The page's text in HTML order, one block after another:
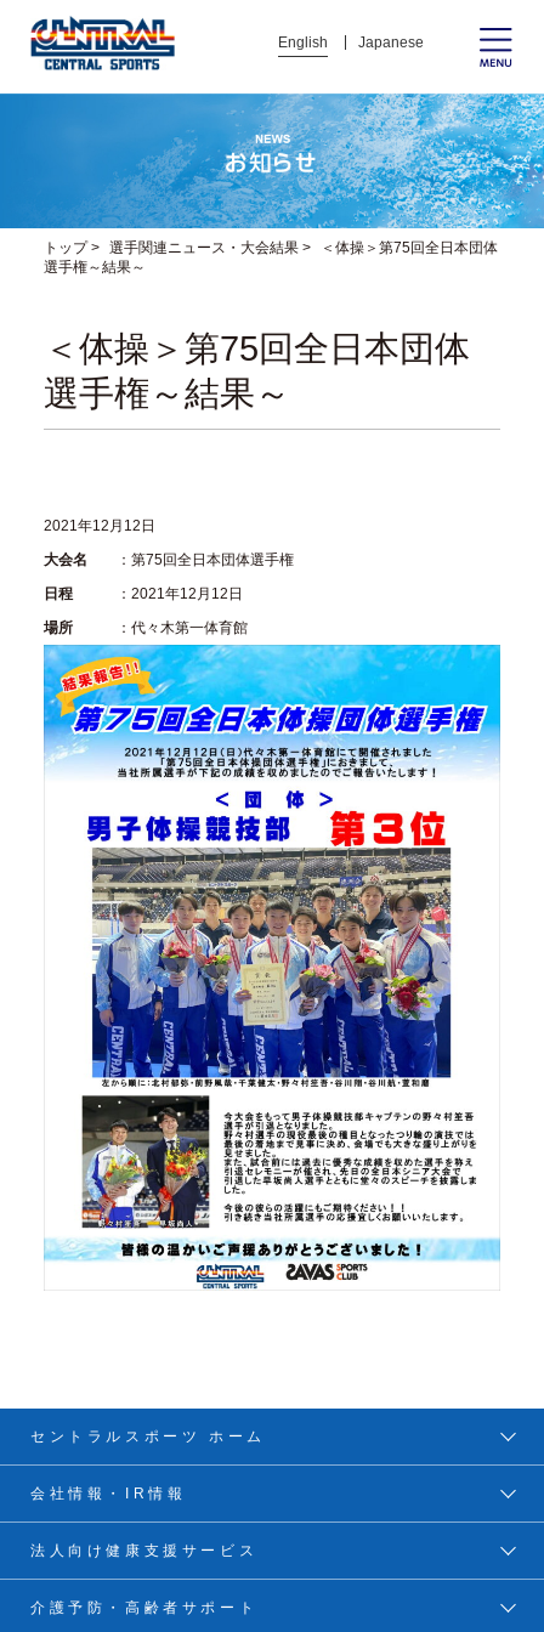
English Japanese
トップ> 選手関連ニュース・大会結果>
＜体操＞第75回全日本団体
選手権～結果～
＜体操＞第75回全日本団体
選手権～結果～
2021年12月12日
大会名
：第75回全日本団体選手権
日程
：2021年12月12日
場所
：代々木第一体育館
セントラルスポーツ ホーム
会社情報・IR情報
法人向け健康支援サービス
介護予防・高齢者サポート